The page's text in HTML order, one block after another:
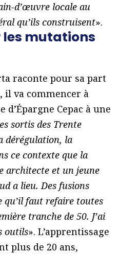
d’œuvre locale au
qu’ils construisent».
mutations
raconte pour sa part
il va commencer à
Cepac à une
sortis des Trente
dérégulation, la
ce contexte que la
architecte et un jeune
a lieu. Des fusions
qu’il faut refaire toutes
tranche de 50. J’ai
outils». L’apprentissage
plus de 20 ans,